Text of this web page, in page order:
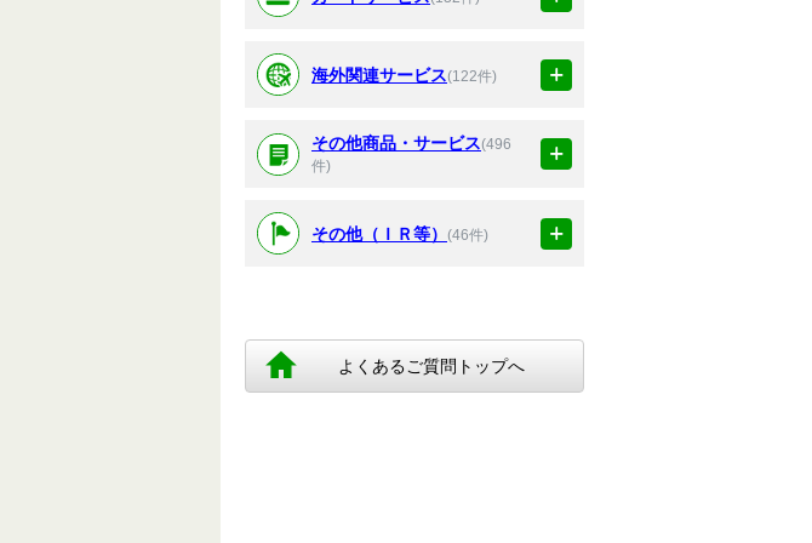
海外関連サービス(122件)
その他商品・サービス(496
件)
その他（ＩＲ等） (46件)
よくあるご質問トップへ